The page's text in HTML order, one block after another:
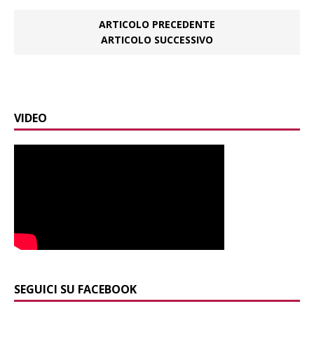
ARTICOLO PRECEDENTE
ARTICOLO SUCCESSIVO
VIDEO
SEGUICI SU FACEBOOK